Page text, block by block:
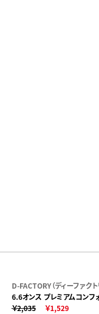
D-FACTORY（ディーファクト
6.6オンス プレミアムコンフ
￥2,035
￥1,529